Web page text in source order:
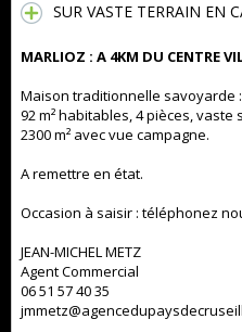
SUR VASTE TERRAIN EN
MARLIOZ : A 4KM DU CENTRE
Maison traditionnelle savoyarde :
92 m² habitables, 4 pièces,
2300 m² avec vue campagne.
A remettre en état.
Occasion à saisir : téléphonez
JEAN-MICHEL METZ
Agent Commercial
06 51 57 40 35